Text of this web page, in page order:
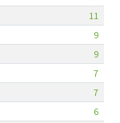
11
9
9
7
7
6